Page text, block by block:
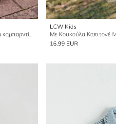
Με κουκούλα με ζώνη στη μέση για κορίτσια καμπαρντίνα
LCW Kids
Με Κουκούλα Καπιτονέ
16.99 EUR